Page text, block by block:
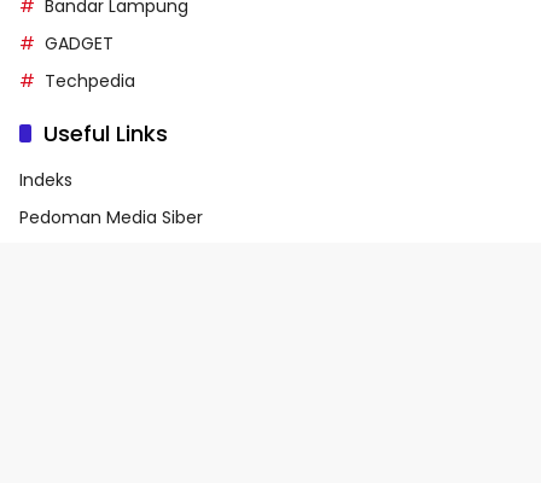
Bandar Lampung
GADGET
Techpedia
Useful Links
Indeks
Pedoman Media Siber